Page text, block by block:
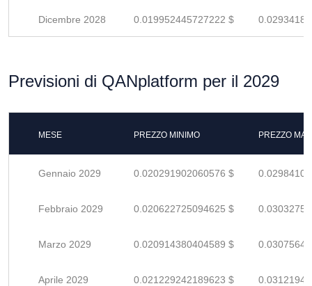
Dicembre 2028 0.019952445727222 $
Previsioni di QANplatform per il 2029
MESE PREZZO MINIMO PREZZO
Gennaio 2029 0.020291902060576 $
Febbraio 2029 0.020622725094625 $
Marzo 2029 0.020914380404589 $
Aprile 2029 0.021229242189623 $